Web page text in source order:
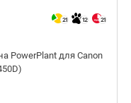
21 12 21
PowerPlant для Canon